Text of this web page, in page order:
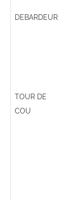
DEBARDEUR
TOUR DE
COU